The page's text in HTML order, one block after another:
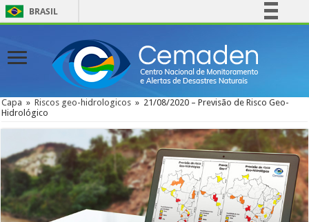
BRASIL
Comunica BR
Participe
Acesso à informação
Canais
Capa » Riscos geo-hidrologicos » 21/08/2020 – Previsão de Risco Geo-
Hidrológico